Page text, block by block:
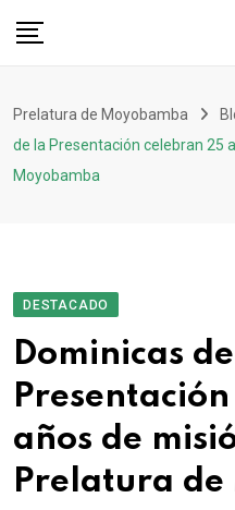
Prelatura de Moyobamba
de la Presentación celebran 25
Moyobamba
DESTACADO
Dominicas
años de
Prelatura